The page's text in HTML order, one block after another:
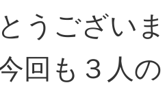
うござい
回も３人